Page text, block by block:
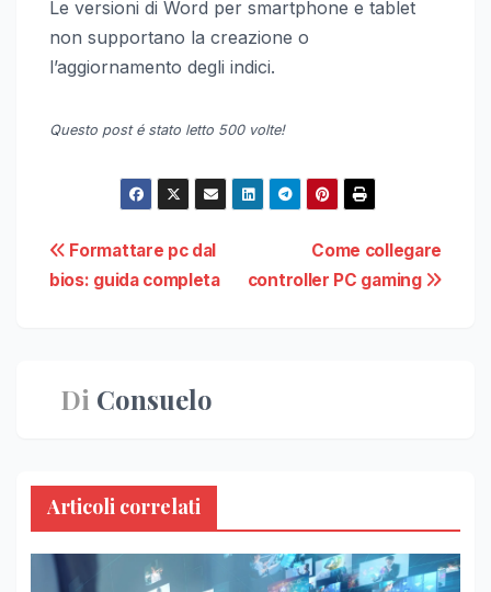
Le versioni di Word per smartphone e tablet
non supportano la creazione o
l’aggiornamento degli indici.
Questo post é stato letto 500 volte!
Navigazione
articoli
Come collegare
controller PC gaming
Formattare pc dal
bios: guida completa
Di Consuelo
Articoli correlati